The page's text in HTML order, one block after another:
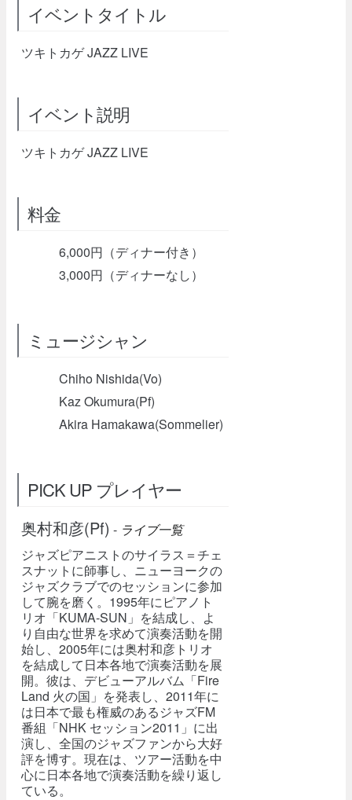
イベントタイトル
ツキトカゲ JAZZ LIVE
イベント説明
ツキトカゲ JAZZ LIVE
料金
6,000円（ディナー付き）
3,000円（ディナーなし）
ミュージシャン
Chiho Nishida(Vo)
Kaz Okumura(Pf)
Akira Hamakawa(Sommelier)
PICK UP プレイヤー
奥村和彦(Pf) - ライブ一覧
ジャズピアニストのサイラス＝チェ
スナットに師事し、ニューヨークの
ジャズクラブでのセッションに参加
して腕を磨く。1995年にピアノト
リオ「KUMA-SUN」を結成し、よ
り自由な世界を求めて演奏活動を開
始し、2005年には奥村和彦トリオ
を結成して日本各地で演奏活動を展
開。彼は、デビューアルバム「Fire
Land 火の国」を発表し、2011年に
は日本で最も権威のあるジャズFM
番組「NHK セッション2011」に出
演し、全国のジャズファンから大好
評を博す。現在は、ツアー活動を中
心に日本各地で演奏活動を繰り返し
ている。